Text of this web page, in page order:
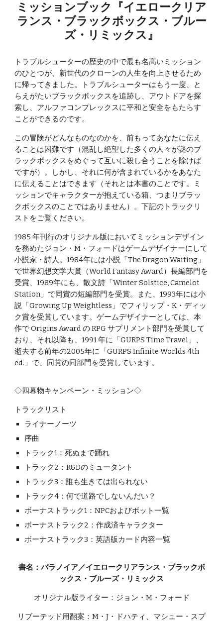
ミッションブック『イエロークリア
ランス・ブラックボックス・ブルー
ズ・リミックス』
トラブルシューターの歴史の中で最も名高いミッション
のひとつが、新世代のクローンの人生を向上させるため
に帰ってきました。トラブルシューターはもう一度、と
らえがたいブラックボックスを追跡し、アウトドアを探
索し、アルファコンプレックスに平和と安全をもたらす
ことができるのです。
この冒険がどんなものなのかを、前もってあなたに伝え
ることは困難です（混乱し絶望した多くの人々が謎のブ
ラックボックスをめぐって互いに殺し合うことを除けば
ですが）。しかし、それに何が含まれているかをあなた
に伝えることはできます（それとは本書のことです。ミ
ッションでキャラクターが抱えている箱、つまりブラッ
クボックスのことではありません）。下記のトラックリ
ストをご覧ください。
1985 年刊行のオリジナル版においてミッションデザイン
を務めたジョン・M・フォードはゲームデザイナーにして
小説家・詩人。1984年には小説「The Dragon Waiting」
で世界幻想文学大賞（World Fantasy Award）長編部門を
受賞、1989年にも、散文詩「Winter Solstice, Camelot
Station」で同賞の短編部門を受賞。また、1993年には小
説「Growing Up Weightless」でフィリップ・K・ディッ
ク賞を受賞しています。ゲームデザイナーとしては、本
作で Origins Award の RPG サプリメント部門を受賞して
おり、それ以降も、1991 年に「GURPS Time Travel」、
逝去する前年の2005年に「GURPS Infinite Worlds 4th
ed.」で、同賞の同部門を受賞しています。
◇四幕物キャンペーン・ミッション◇
トラックリスト
ライナーノーツ
序曲
トラック1：死ぬまで踊れ
トラック2：R&Dのミュータント
トラック3：誰も生きては出られない
トラック4：何で道路でしないんだい？
ボーナストラック1：NPCおよびボット一覧
ボーナストラック2：作成済キャラクター
ボーナストラック3：英語版カード内容一覧
書名：パラノイア／イエロークリアランス・ブラックボ
ックス・ブルーズ・リミックス
オリジナル版ライター：ジョン・M・フォード
リブーテッド用翻案：M・J・ドハティ、マシュー・スプ